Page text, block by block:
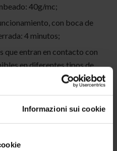
Informazioni sui cookie
40g/mc;
con boca de
4 minutos;
que entran en contacto con
en diferentes tipos de